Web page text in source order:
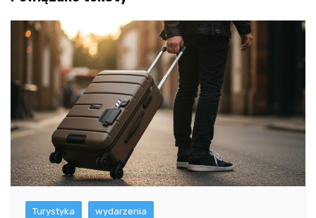
Turystyka wydarzenia